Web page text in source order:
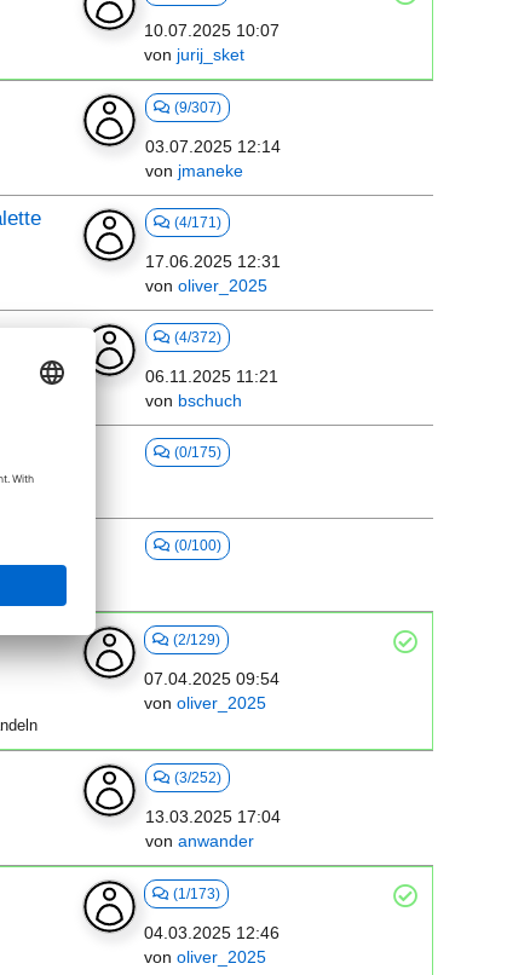
10.07.2025 10:07
von jurij_sket
(9/307)
03.07.2025 12:14
von jmaneke
(4/171)
17.06.2025 12:31
von oliver_2025
(4/372)
06.11.2025 11:21
von bschuch
(0/175)
(0/100)
(2/129)
07.04.2025 09:54
von oliver_2025
(3/252)
13.03.2025 17:04
von anwander
(1/173)
04.03.2025 12:46
von oliver_2025